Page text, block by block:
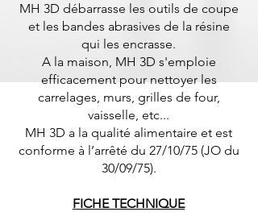
MH 3D débarrasse les outils de coupe
et les bandes abrasives de la résine
qui les encrasse.
A la maison, MH 3D s'emploie
efficacement pour nettoyer les
carrelages, murs, grilles de four,
vaisselle, etc...
MH 3D a la qualité alimentaire et est
conforme à l’arrêté du 27/10/75 (JO du
30/09/75).
FICHE TECHNIQUE